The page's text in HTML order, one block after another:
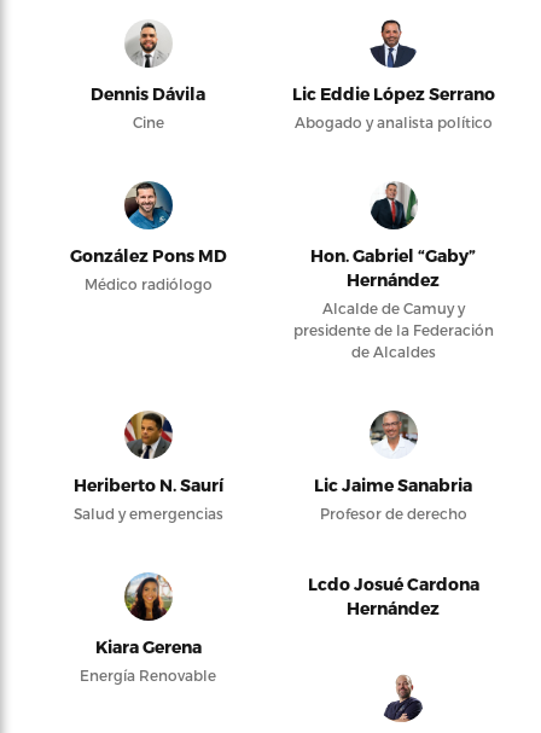
Dennis Dávila
Cine
Lic Eddie López Serrano
Abogado y analista político
González Pons MD
Médico radiólogo
Hon. Gabriel “Gaby”
Hernández
Alcalde de Camuy y
presidente de la Federación
de Alcaldes
Heriberto N. Saurí
Salud y emergencias
Lic Jaime Sanabria
Profesor de derecho
Kiara Gerena
Energía Renovable
Lcdo Josué Cardona
Hernández